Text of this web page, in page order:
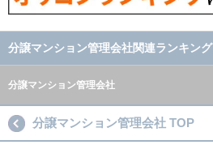
分譲マンション管理会社関連ランキング
分譲マンション管理会社
分譲マンション管理会社 TOP